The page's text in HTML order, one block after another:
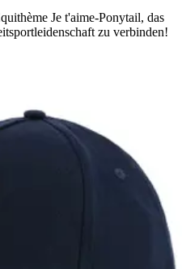
Je t'aime-Ponytail, das
zu verbinden!